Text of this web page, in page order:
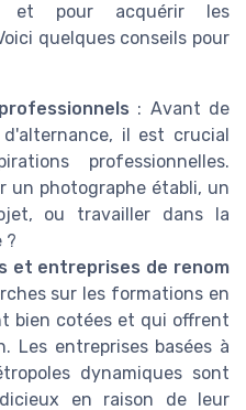
et pour acquérir les
quelques conseils pour
: Avant de
il est crucial
professionnelles.
un photographe établi, un
ou travailler dans la
?
et entreprises de renom
sur les formations en
bien cotées et qui offrent
Les entreprises basées à
dynamiques sont
en raison de leur